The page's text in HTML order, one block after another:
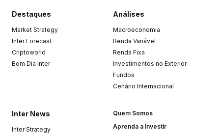
Na última quarta-feira (11/01/2023), a Americanas veio a
público através de Fato Relevante anunciar que foram
redutores da conta fornecedores realizados em
exercícios anteriores, incluindo o exercício de 2022”.
Preliminarmente, foi estimada que a dimensão dessas
impacto imaterial no caixa da Companhia(números
Sergio Rial e o Diretor de Relações com Investidores
André Covre comunicaram a decisão de não
permanecerem nos cargos.
Destaques
Market Strategy
Inter Forecast
Criptoworld
Bom Dia Inter
Análises
Macroeconomia
Renda Variável
Renda Fixa
Investimentos no Exterior
Fundos
Cenário Internacional
Inter News
Inter Strategy
Quem Somos
Aprenda a Investir